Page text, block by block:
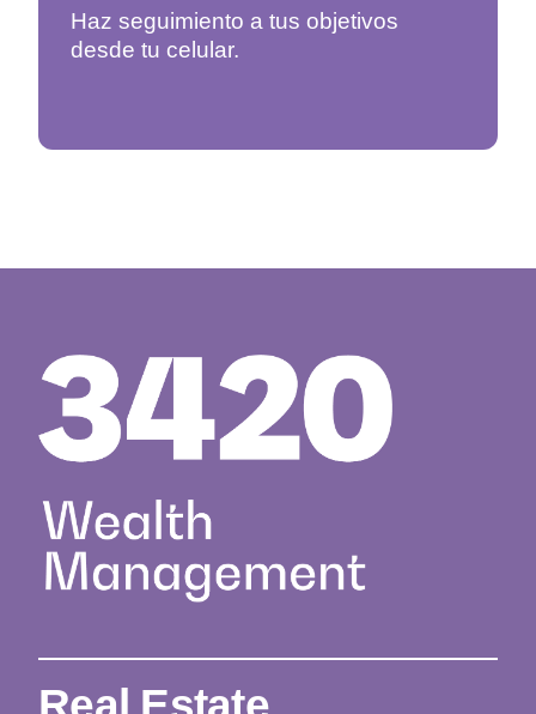
Haz seguimiento a tus objetivos
desde tu celular.